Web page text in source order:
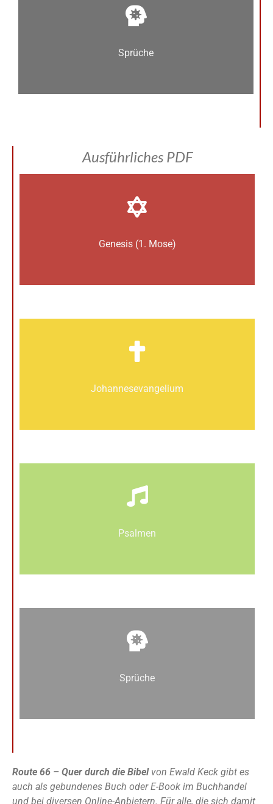
Sprüche
Ausführliches PDF
Genesis (1. Mose)
Johannes­­evangelium
Psalmen
Sprüche
Route 66 – Quer durch die Bibel von Ewald Keck gibt es
auch als gebundenes Buch oder E-Book im Buchhandel
und bei diversen Online-Anbietern. Für alle, die sich damit